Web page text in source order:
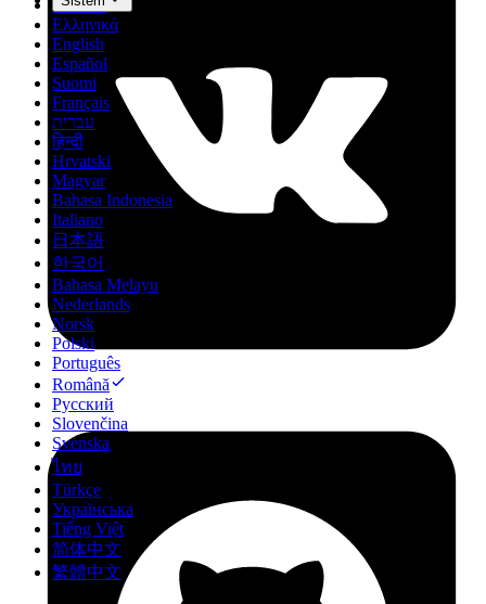
Deutsch
Ελληνικά
English
Español
Suomi
Français
עברית
हिन्दी
Hrvatski
Magyar
Bahasa Indonesia
Italiano
日本語
한국어
Bahasa Melayu
Nederlands
Norsk
Polski
Português
Română
Русский
Slovenčina
Svenska
ไทย
Türkçe
Українська
Tiếng Việt
简体中文
繁體中文